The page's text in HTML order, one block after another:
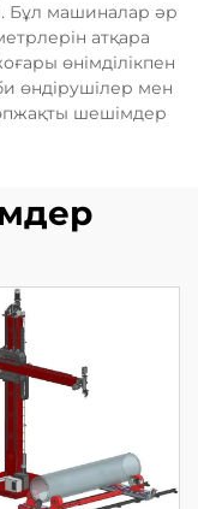
Бұл машиналар әр
атқара
өнімділікпен
өндірушілер мен
шешімдер